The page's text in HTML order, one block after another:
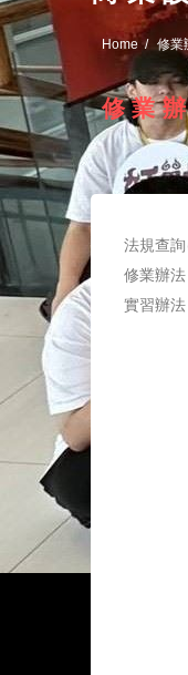
Home 修業
修業
法規查
修業辦法
實習辦法